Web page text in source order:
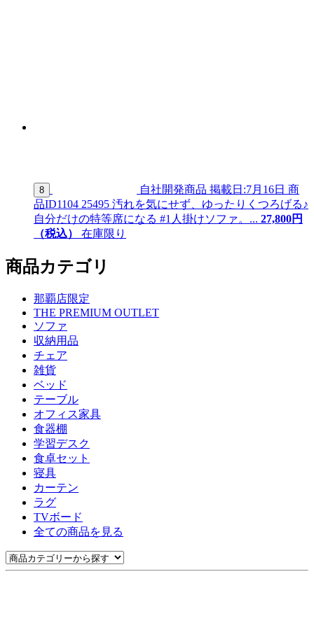
8 自社開発商品 掲載日:7月16日 商
品ID1104 25495 汚れを気にせず、ゆったりくつろげる♪
自分だけの特等席になる #1人掛けソファ。... 27,800円
（税込）
在庫限り
商品カテゴリ
那覇店限定
THE PREMIUM OUTLET
ソファ
収納用品
チェア
雑貨
ベッド
テーブル
オフィス家具
食器棚
学習デスク
食卓セット
寝具
カーテン
ラグ
TVボード
全ての商品を見る